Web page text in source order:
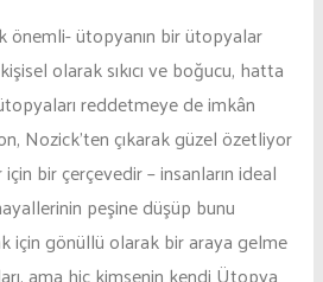
önemli- ütopyanın bir ütopyalar
olarak sıkıcı ve boğucu, hatta
reddetmeye de imkân
Nozick’ten çıkarak güzel özetliyor
bir çerçevedir – insanların ideal
peşine düşüp bunu
için gönüllü olarak bir araya gelme